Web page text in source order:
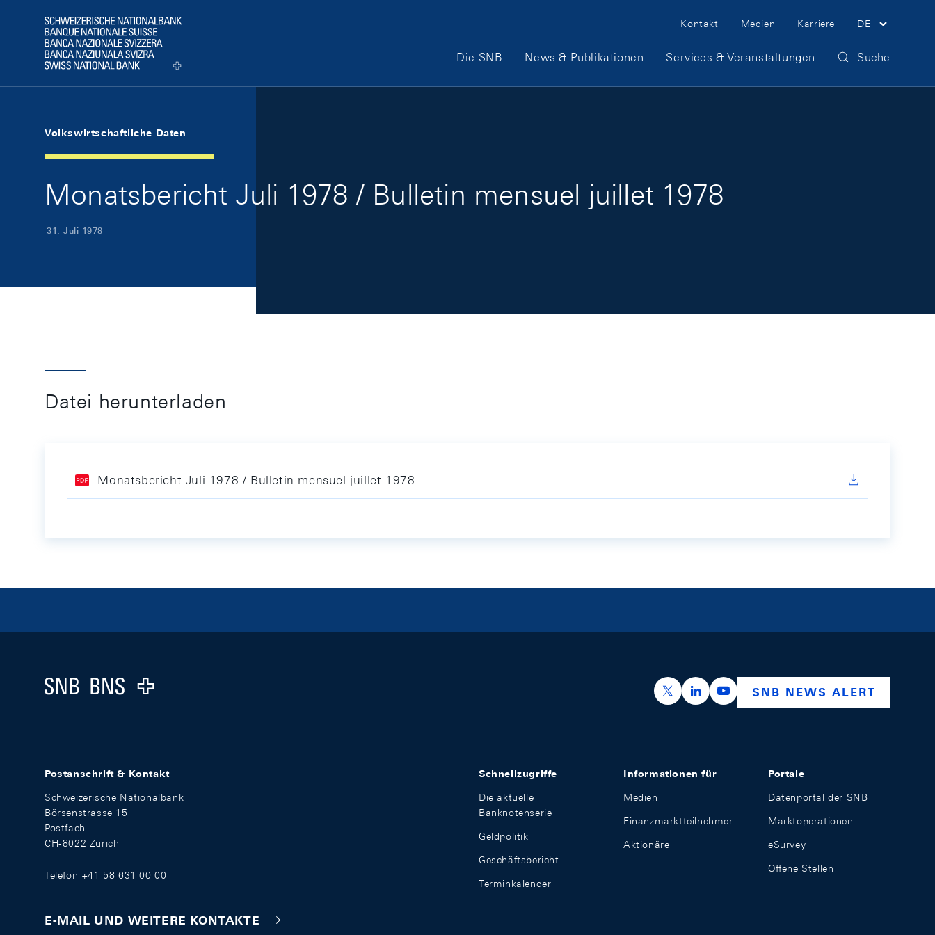
Logo
Meta Navigation
Kontakt Medien Karriere DE
Hauptnavigation
Die SNB News & Publikationen Services & Veranstaltungen Suche
Volkswirtschaftliche Daten
Monatsbericht Juli 1978 / Bulletin mensuel juillet 1978
31. Juli 1978
Datei herunterladen
Monatsbericht Juli 1978 / Bulletin mensuel juillet 1978
Logo
https://x.com/snb_bns
https://ch.linkedin.com/company/swiss-
https://www.youtube.com/
SNB NEWS ALERT
Postanschrift & Kontakt
Schweizerische Nationalbank
Börsenstrasse 15
Postfach
CH-8022 Zürich
Telefon +41 58 631 00 00
E-MAIL UND WEITERE KONTAKTE
Schnellzugriffe
Die aktuelle
Banknotenserie
Geldpolitik
Geschäftsbericht
Terminkalender
Informationen für
Medien
Finanzmarktteilnehmer
Aktionäre
Portale
Datenportal der SNB
Marktoperationen
eSurvey
Offene Stellen